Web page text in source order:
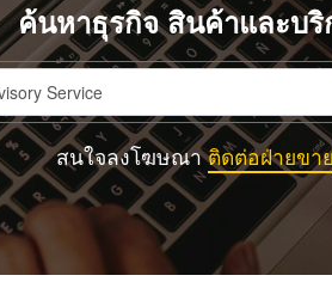
ค้นหาธุรกิจ สินค้าและบริ
สนใจลงโฆษณาติดต่อฝ่ายขา